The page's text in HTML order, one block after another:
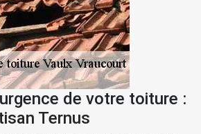
de votre toiture :
Ternus